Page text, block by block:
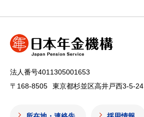
法人番号4011305001653
〒168-8505
東京都杉並区高井戸西3-5-24